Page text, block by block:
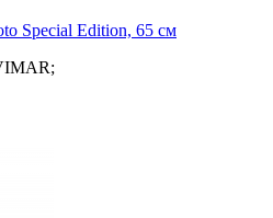
Special Edition, 65 см